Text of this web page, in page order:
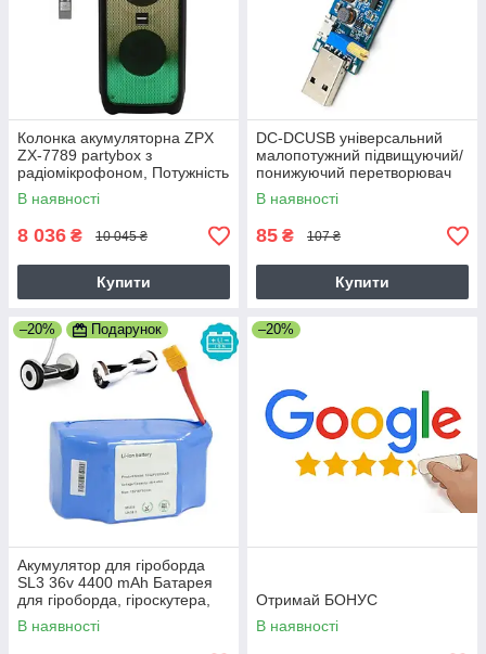
Колонка акумуляторна ZPX
ZX-7789 partybox з
радіомікрофоном, Потужність
270Вт, USB/BT/FM/TWS,
чорна
В наявності
8 036 ₴ 10 045 ₴
Купити
DC-DCUSB універсальний
малопотужний підвищуючий/
понижуючий перетворювач
напруги стабілізатор WX-
6423 5v to 3.3V 9V 12V 24V
3W
В наявності
85 ₴ 107 ₴
Купити
–20% Подарунок
Акумулятор для гіроборда
SL3 36v 4400 mAh Батарея
для гіроборда, гіроскутера,
міні сигвея
В наявності
–20%
Отримай БОНУС
В наявності